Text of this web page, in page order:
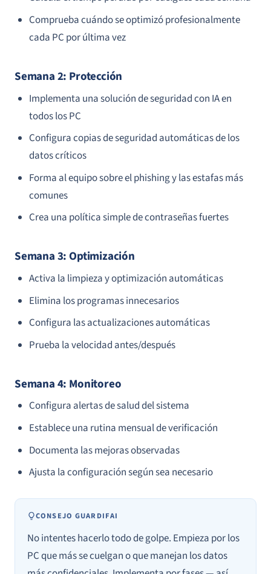
Comprueba cuándo se optimizó profesionalmente
cada PC por última vez
Semana 2: Protección
Implementa una solución de seguridad con IA en
todos los PC
Configura copias de seguridad automáticas de los
datos críticos
Forma al equipo sobre el phishing y las estafas más
comunes
Crea una política simple de contraseñas fuertes
Semana 3: Optimización
Activa la limpieza y optimización automáticas
Elimina los programas innecesarios
Configura las actualizaciones automáticas
Prueba la velocidad antes/después
Semana 4: Monitoreo
Configura alertas de salud del sistema
Establece una rutina mensual de verificación
Documenta las mejoras observadas
Ajusta la configuración según sea necesario
CONSEJO GUARDIFAI
No intentes hacerlo todo de golpe. Empieza por los
PC que más se cuelgan o que manejan los datos